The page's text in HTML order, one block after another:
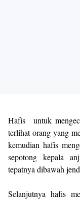
Hafis untuk
terlihat orang yang
kemudian hafis
sepotong kepala
tepatnya dibawah
Selanjutnya hafis